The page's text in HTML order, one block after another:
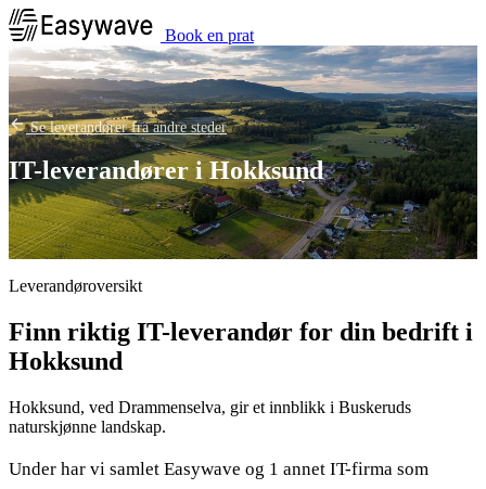
Book en prat
Se leverandører fra andre steder
IT-leverandører i Hokksund
Leverandøroversikt
Finn riktig IT-leverandør for din bedrift i
Hokksund
Hokksund, ved Drammenselva, gir et innblikk i Buskeruds
naturskjønne landskap.
Under har vi samlet Easywave og 1 annet IT-firma som